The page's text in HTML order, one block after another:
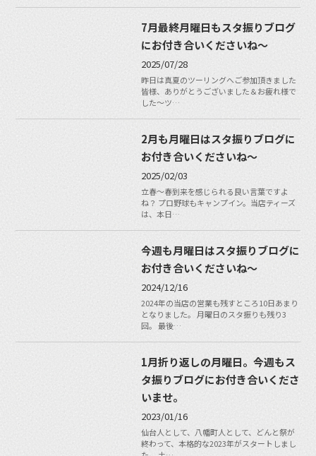
7月最終月曜日もスタ振りブログ
にお付き合いくださいね〜
2025/07/28
昨日は真夏のツーリングへご参加頂きました
皆様、ありがとうございました＆お疲れ様で
した〜ツ…
2月も月曜日はスタ振りブログに
お付き合いくださいね〜
2025/02/03
立春〜春到来を感じられる良い言葉ですよ
ね？ プロ野球もキャンプイン。当店ティーズ
は、本日…
今週も月曜日はスタ振りブログに
お付き合いくださいね〜
2024/12/16
2024年の当店の営業も残すところ10日あまり
となりました。 月曜日のスタ振りも残り3
回。 最後…
1月折り返しの月曜日。今週もス
タ振りブログにお付き合いくださ
いませ。
2023/01/16
仙台人として、八幡町人として、どんと祭が
終わって、本格的な2023年がスタートしまし